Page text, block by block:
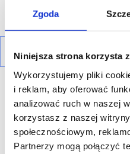
Zgoda
Niniejsza strona korzysta
Wykorzystujemy pliki
i reklam, aby oferować
analizować ruch w naszej
korzystasz z naszej
społecznościowym,
Partnerzy mogą połączyć
R E K L